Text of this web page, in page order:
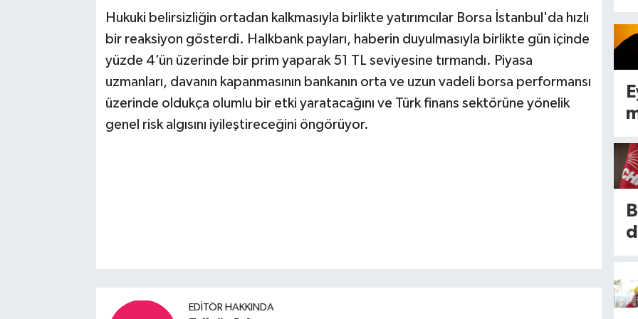
Hukuki belirsizliğin ortadan kalkmasıyla birlikte yatırımcılar Borsa İstanbul'da hızlı
bir reaksiyon gösterdi. Halkbank payları, haberin duyulmasıyla birlikte gün içinde
yüzde 4’ün üzerinde bir prim yaparak 51 TL seviyesine tırmandı. Piyasa
uzmanları, davanın kapanmasının bankanın orta ve uzun vadeli borsa performansı
üzerinde oldukça olumlu bir etki yaratacağını ve Türk finans sektörüne yönelik
genel risk algısını iyileştireceğini öngörüyor.
EDITÖR HAKKINDA